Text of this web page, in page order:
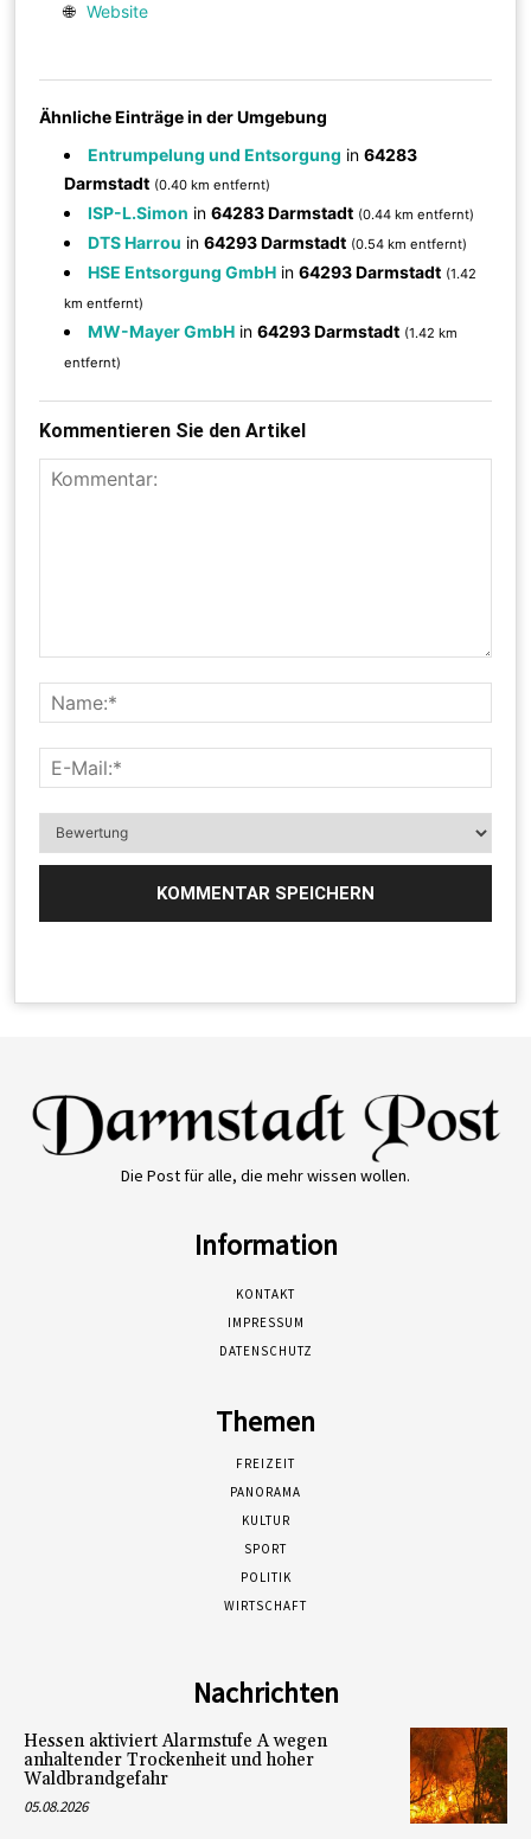
🌐 Website
Ähnliche Einträge in der Umgebung
Entrumpelung und Entsorgung in64283
Darmstadt (0.40 km entfernt)
ISP-L.Simon in64283 Darmstadt (0.44 km entfernt)
DTS Harrou in64293 Darmstadt (0.54 km entfernt)
HSE Entsorgung GmbH in64293 Darmstadt (1.42
km entfernt)
MW-Mayer GmbH in64293 Darmstadt (1.42 km
entfernt)
Kommentieren Sie den Artikel
Die Post für alle, die mehr wissen wollen.
Information
KONTAKT
IMPRESSUM
DATENSCHUTZ
Themen
FREIZEIT
PANORAMA
KULTUR
SPORT
POLITIK
WIRTSCHAFT
Nachrichten
Hessen aktiviert Alarmstufe A wegen
anhaltender Trockenheit und hoher
Waldbrandgefahr
05.08.2026